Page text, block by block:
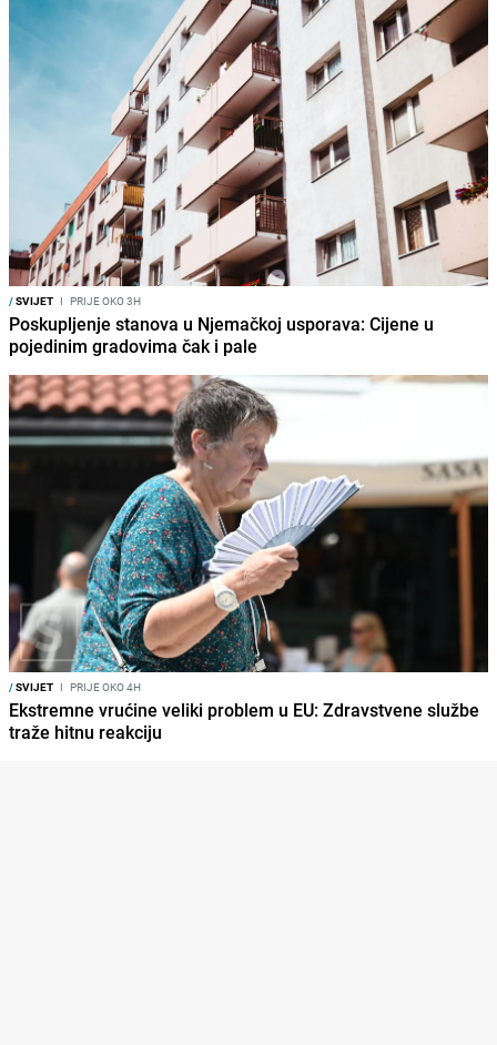
/SVIJET I PRIJE OKO 3H
Poskupljenje stanova u Njemačkoj usporava: Cijene u
pojedinim gradovima čak i pale
/SVIJET I PRIJE OKO 4H
Ekstremne vrućine veliki problem u EU: Zdravstvene službe
traže hitnu reakciju